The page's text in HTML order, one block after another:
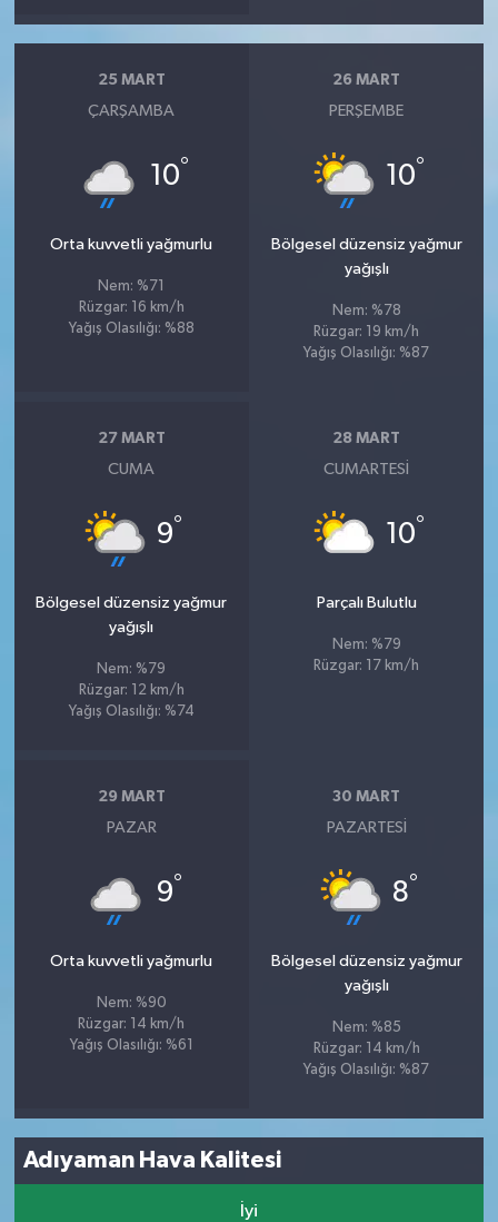
25 MART
ÇARŞAMBA
10°
Orta kuvvetli yağmurlu
Nem: %71
Rüzgar: 16 km/h
Yağış Olasılığı: %88
26 MART
PERŞEMBE
10°
Bölgesel düzensiz yağmur
yağışlı
Nem: %78
Rüzgar: 19 km/h
Yağış Olasılığı: %87
27 MART
CUMA
9°
Bölgesel düzensiz yağmur
yağışlı
Nem: %79
Rüzgar: 12 km/h
Yağış Olasılığı: %74
28 MART
CUMARTESI
10°
Parçalı Bulutlu
Nem: %79
Rüzgar: 17 km/h
29 MART
PAZAR
9°
Orta kuvvetli yağmurlu
Nem: %90
Rüzgar: 14 km/h
Yağış Olasılığı: %61
30 MART
PAZARTESI
8°
Bölgesel düzensiz yağmur
yağışlı
Nem: %85
Rüzgar: 14 km/h
Yağış Olasılığı: %87
Adıyaman Hava Kalitesi
İyi